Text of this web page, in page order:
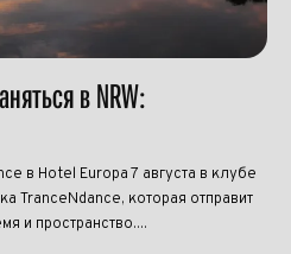
в NRW:
в Hotel Europa 7 августа в клубе
TranceNdance, которая отправит
и пространство....